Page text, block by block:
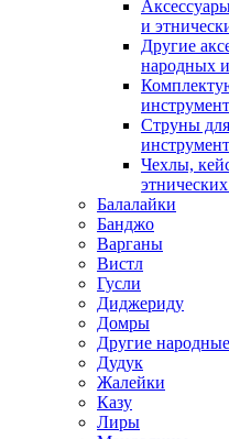
и
Другие
народных
Струны
Чехлы,
Балалайки
Банджо
Варганы
Вистл
Гусли
Диджериду
Домры
Другие
Дудук
Жалейки
Казу
Лиры